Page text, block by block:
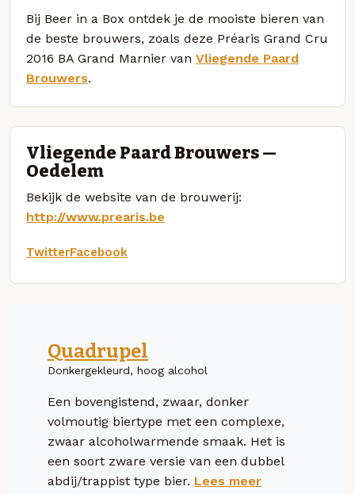
Bij Beer in a Box ontdek je de mooiste bieren van
de beste brouwers, zoals deze Préaris Grand Cru
2016 BA Grand Marnier van Vliegende Paard
Brouwers.
Vliegende Paard Brouwers —
Oedelem
Bekijk de website van de brouwerij:
http://www.prearis.be
TwitterFacebook
Quadrupel
Donkergekleurd, hoog alcohol
Een bovengistend, zwaar, donker
volmoutig biertype met een complexe,
zwaar alcoholwarmende smaak. Het is
een soort zware versie van een dubbel
abdij/trappist type bier. Lees meer